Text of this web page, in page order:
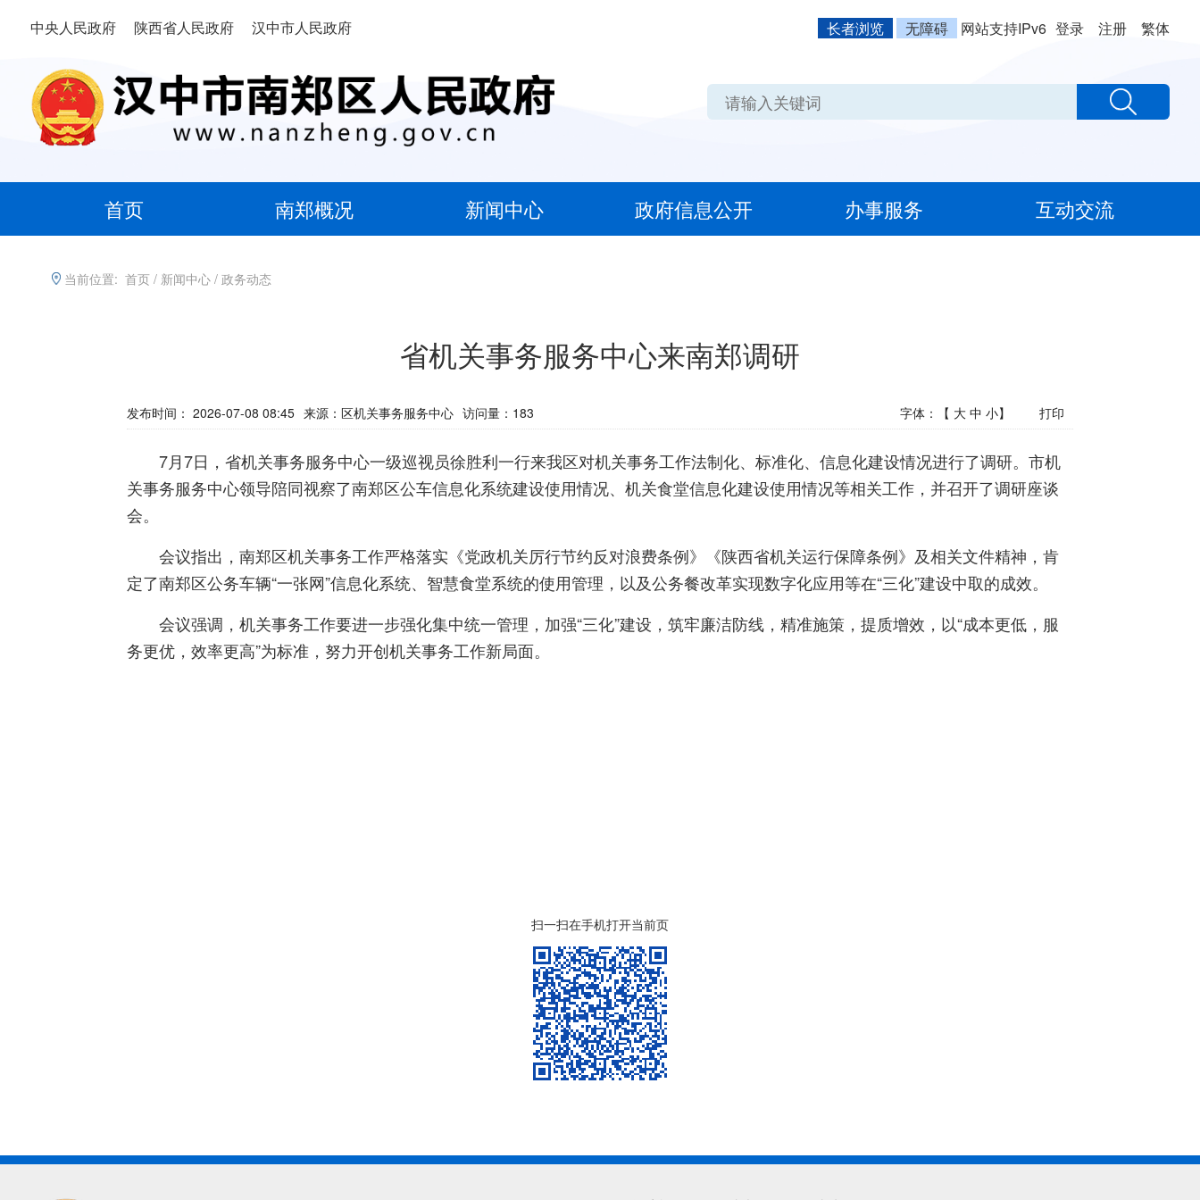
中央人民政府 陕西省人民政府 汉中市人民政府 长者浏览 无障碍 网站支持IPv6 登录 注册 繁体
首页 南郑概况 新闻中心 政府信息公开 办事服务 互动交流
当前位置: 首页 / 新闻中心 / 政务动态
省机关事务服务中心来南郑调研
发布时间： 2026-07-08 08:45 来源： 区机关事务服务中心 访问量： 183 字体：【 大 中 小】 打印
7月7日，省机关事务服务中心一级巡视员徐胜利一行来我区对机关事务工作法制化、标准化、信息化建设情况进行了调研。市机
关事务服务中心领导陪同视察了南郑区公车信息化系统建设使用情况、机关食堂信息化建设使用情况等相关工作，并召开了调研座谈
会。
会议指出，南郑区机关事务工作严格落实《党政机关厉行节约反对浪费条例》《陕西省机关运行保障条例》及相关文件精神，肯
定了南郑区公务车辆“一张网”信息化系统、智慧食堂系统的使用管理，以及公务餐改革实现数字化应用等在“三化”建设中取的成效。
会议强调，机关事务工作要进一步强化集中统一管理，加强“三化”建设，筑牢廉洁防线，精准施策，提质增效，以“成本更低，服
务更优，效率更高”为标准，努力开创机关事务工作新局面。
扫一扫在手机打开当前页